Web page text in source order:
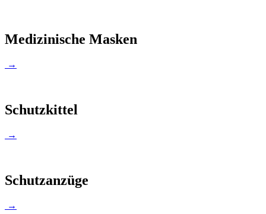
Medizinische Masken
→
Schutzkittel
→
Schutzanzüge
→